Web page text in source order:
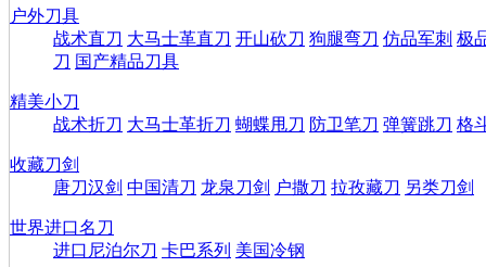
户外刀具
战术直刀 大马士革直刀 开山砍刀 狗腿弯刀 仿品军刺 极
刀 国产精品刀具
精美小刀
战术折刀 大马士革折刀 蝴蝶甩刀 防卫笔刀 弹簧跳刀 格
收藏刀剑
唐刀汉剑 中国清刀 龙泉刀剑 户撒刀 拉孜藏刀 另类刀剑
世界进口名刀
进口尼泊尔刀 卡巴系列 美国冷钢